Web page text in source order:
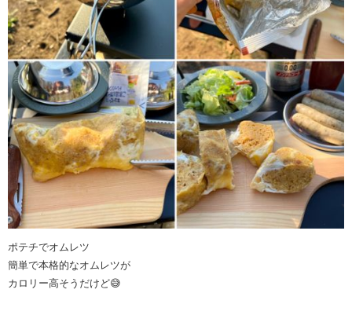
ポテチでオムレツ
簡単で本格的なオムレツが
カロリー高そうだけど😅